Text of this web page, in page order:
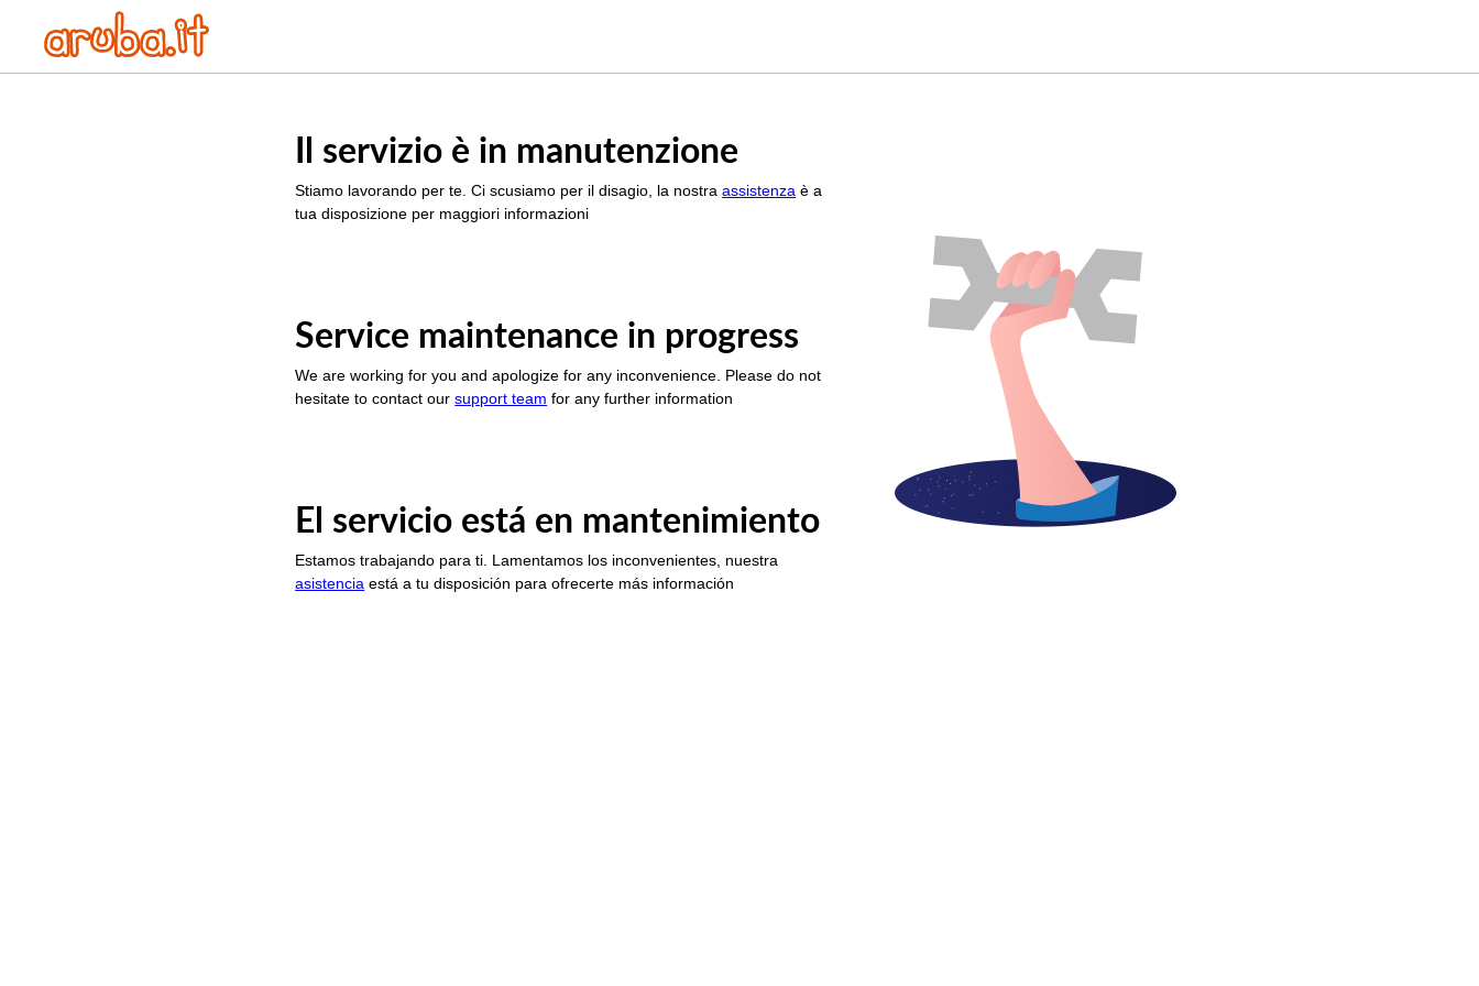
Il servizio è in manutenzione
Stiamo lavorando per te. Ci scusiamo per il disagio, la nostraassistenza è a
tua disposizione per maggiori informazioni
Service maintenance in progress
We are working for you and apologize for any inconvenience. Please do not
hesitate to contact oursupport team for any further information
El servicio está en mantenimiento
Estamos trabajando para ti. Lamentamos los inconvenientes, nuestra
asistencia está a tu disposición para ofrecerte más información